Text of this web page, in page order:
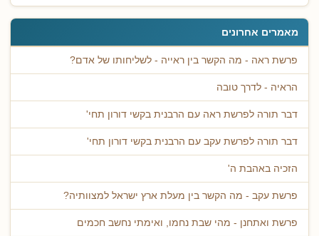
מאמרים אחרונים
פרשת ראה - מה הקשר בין ראייה - לשליחותו של אדם?
הראיה - לדרך טובה
דבר תורה לפרשת ראה עם הרבנית בקשי דורון תחי'
דבר תורה לפרשת עקב עם הרבנית בקשי דורון תחי'
הזכיה באהבת ה'
פרשת עקב - מה הקשר בין מעלת ארץ ישראל למצוותיה?
פרשת ואתחנן - מהי שבת נחמו, ואימתי נחשב חכמים